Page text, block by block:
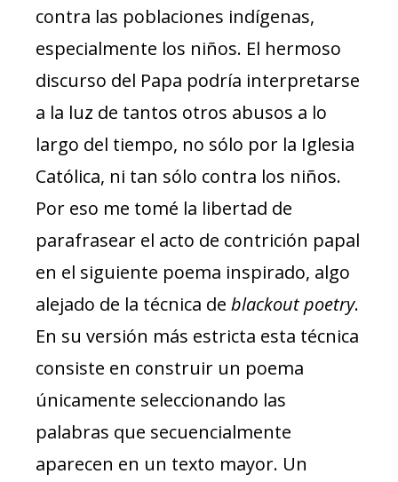
contra las poblaciones indígenas,
especialmente los niños. El hermoso
discurso del Papa podría interpretarse
a la luz de tantos otros abusos a lo
largo del tiempo, no sólo por la Iglesia
Católica, ni tan sólo contra los niños.
Por eso me tomé la libertad de
parafrasear el acto de contrición papal
en el siguiente poema inspirado, algo
alejado de la técnica de blackout poetry.
En su versión más estricta esta técnica
consiste en construir un poema
únicamente seleccionando las
palabras que secuencialmente
aparecen en un texto mayor. Un